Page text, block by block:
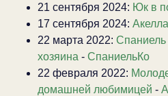
21 сентября 2024: Юк в
17 сентября 2024:
22 марта 2022:
хозяина - СпаниельКо
22 февраля 2022:
домашней любимицей -